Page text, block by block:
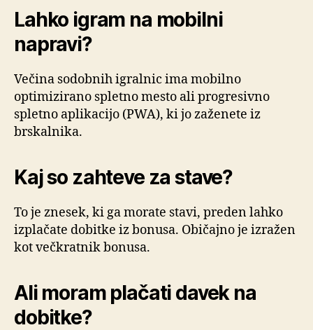
Lahko igram na mobilni
napravi?
Večina sodobnih igralnic ima mobilno
optimizirano spletno mesto ali progresivno
spletno aplikacijo (PWA), ki jo zaženete iz
brskalnika.
Kaj so zahteve za stave?
To je znesek, ki ga morate stavi, preden lahko
izplačate dobitke iz bonusa. Običajno je izražen
kot večkratnik bonusa.
Ali moram plačati davek na
dobitke?